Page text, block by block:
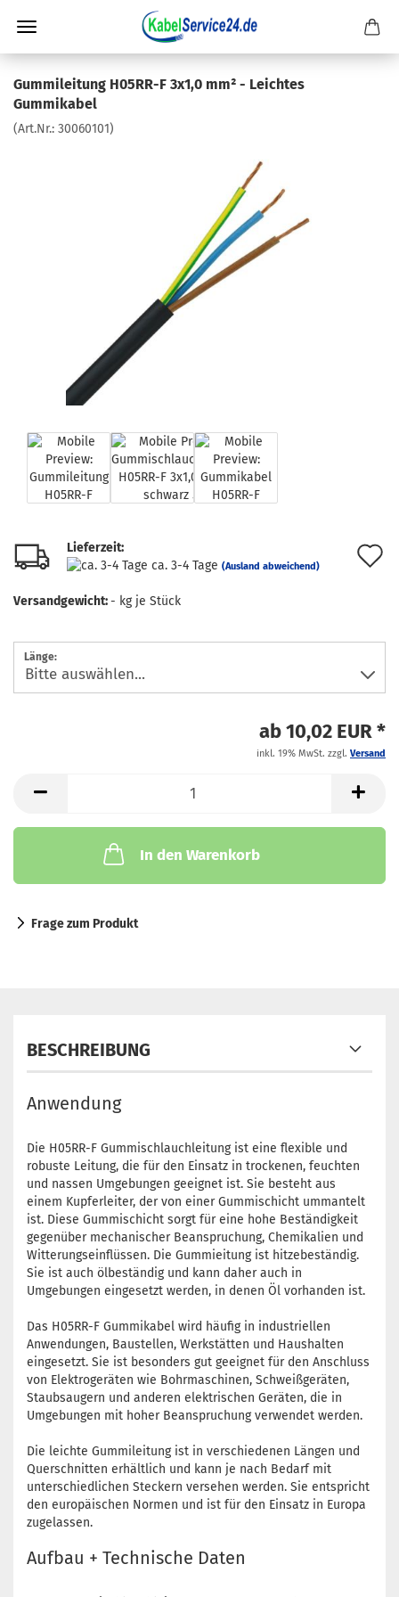
Gummileitung H05RR-F 3x1,0 mm² - Leichtes
Gummikabel
(Art.Nr.: 30060101)
Lieferzeit:
ca. 3-4 Tage (Ausland abweichend)
Versandgewicht:- kg je Stück
Länge:
ab 10,02 EUR *
inkl. 19% MwSt. zzgl. Versand
In den Warenkorb
Frage zum Produkt
BESCHREIBUNG
Anwendung
Die H05RR-F Gummischlauchleitung ist eine flexible und
robuste Leitung, die für den Einsatz in trockenen, feuchten
und nassen Umgebungen geeignet ist. Sie besteht aus
einem Kupferleiter, der von einer Gummischicht ummantelt
ist. Diese Gummischicht sorgt für eine hohe Beständigkeit
gegenüber mechanischer Beanspruchung, Chemikalien und
Witterungseinflüssen. Die Gummieitung ist hitzebeständig.
Sie ist auch ölbeständig und kann daher auch in
Umgebungen eingesetzt werden, in denen Öl vorhanden ist.
Das H05RR-F Gummikabel wird häufig in industriellen
Anwendungen, Baustellen, Werkstätten und Haushalten
eingesetzt. Sie ist besonders gut geeignet für den Anschluss
von Elektrogeräten wie Bohrmaschinen, Schweißgeräten,
Staubsaugern und anderen elektrischen Geräten, die in
Umgebungen mit hoher Beanspruchung verwendet werden.
Die leichte Gummileitung ist in verschiedenen Längen und
Querschnitten erhältlich und kann je nach Bedarf mit
unterschiedlichen Steckern versehen werden. Sie entspricht
den europäischen Normen und ist für den Einsatz in Europa
zugelassen.
Aufbau + Technische Daten